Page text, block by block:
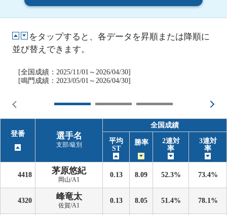
をタップすると、各データを昇順または降順に
並び替えできます。
[全国成績：2025/11/01～2026/04/30]
[鳴門成績：2023/05/01～2026/04/30]
登番 選手名
支部/級別
全国成績
平均
ST
勝率
2連対
率
3連対
率
4418 茅原悠紀
岡山/A1
0.13 8.09 52.3% 73.4%
4320 峰竜太
佐賀/A1
0.13 8.05 51.4% 78.1%